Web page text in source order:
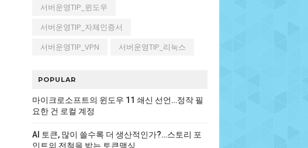
서버운영TIP_윈도우
서버운영TIP_자체인증서
서버운영TIP_VPN
서버운영TIP_리눅스
POPULAR
마이크로소프트의 윈도우 11 쇄신 선언…정작 필
요한 건 로컬 계정
AI 토큰, 많이 쓸수록 더 생산적인가?…스토리 포
인트의 전철을 밟는 토큰맥싱